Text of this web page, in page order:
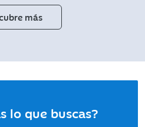
más
lo que buscas?